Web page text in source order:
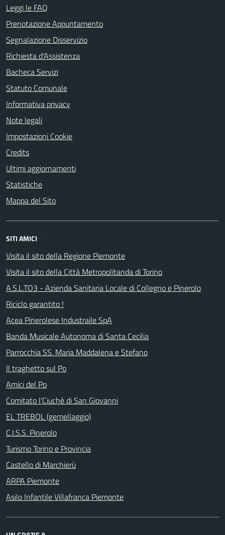
Leggi le FAQ
Prenotazione Appuntamento
Segnalazione Disservizio
Richiesta d'Assistenza
Bacheca Servizi
Statuto Comunale
Informativa privacy
Note legali
Impostazioni Cookie
Credits
Ultimi aggiornamenti
Statistiche
Mappa del Sito
SITI AMICI
Visita il sito della Regione Piemonte
Visita il sito della Città Metropolitanda di Torino
A.S.L.TO3 - Azienda Sanitaria Locale di Collegno e Pinerolo
Riciclo garantito !
Acea Pinerolese Industraile SpA
Banda Musicale Autonoma di Santa Cecilia
Parrocchia SS. Maria Maddalena e Stefano
Il traghetto sul Po
Amici del Po
Comitato l'Ciuchè di San Giovanni
EL TREBOL (gemellaggio)
C.I.S.S. Pinerolo
Turismo Torino e Provincia
Castello di Marchierù
ARPA Piemonte
Asilo Infantile Villafranca Piemonte